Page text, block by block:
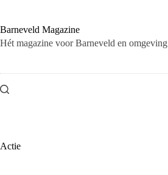
de
inhoud
Barneveld Magazine
Hét magazine voor Barneveld en omgeving
Actie